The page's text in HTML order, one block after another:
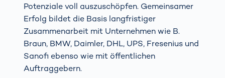
Potenziale voll auszuschöpfen. Gemeinsamer
Erfolg bildet die Basis langfristiger
Zusammenarbeit mit Unternehmen wie B.
Braun, BMW, Daimler, DHL, UPS, Fresenius und
Sanofi ebenso wie mit öffentlichen
Auftraggebern.